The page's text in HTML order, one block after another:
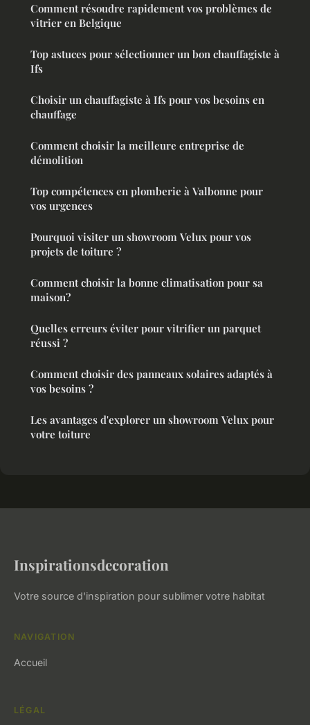
Comment résoudre rapidement vos problèmes de
vitrier en Belgique
Top astuces pour sélectionner un bon chauffagiste à
Ifs
Choisir un chauffagiste à Ifs pour vos besoins en
chauffage
Comment choisir la meilleure entreprise de
démolition
Top compétences en plomberie à Valbonne pour
vos urgences
Pourquoi visiter un showroom Velux pour vos
projets de toiture ?
Comment choisir la bonne climatisation pour sa
maison?
Quelles erreurs éviter pour vitrifier un parquet
réussi ?
Comment choisir des panneaux solaires adaptés à
vos besoins ?
Les avantages d'explorer un showroom Velux pour
votre toiture
Inspirationsdecoration
Votre source d'inspiration pour sublimer votre habitat
NAVIGATION
Accueil
LÉGAL